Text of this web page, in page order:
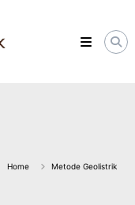
Home Metode Geolistrik